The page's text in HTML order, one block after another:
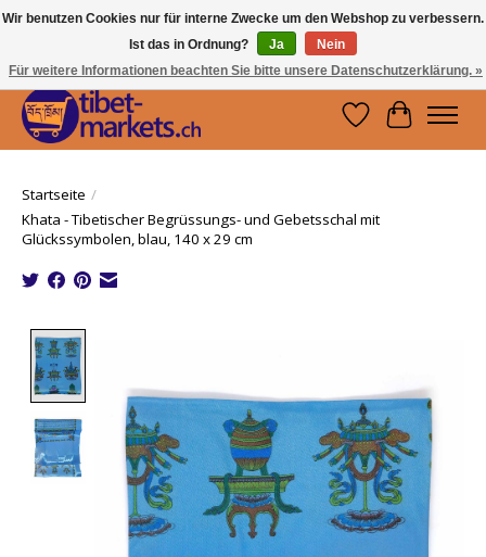
Handwerkskunst vom Dach der Welt.
Holen Sie sich ein Stück Tibet.
Wunschzettel
Ihr
Startseite /
Khata - Tibetischer Begrüssungs- und Gebetsschal mit
Glückssymbolen, blau, 140 x 29 cm
Wir benutzen Cookies nur für interne Zwecke um den Webshop zu verbessern.
Ist das in Ordnung?
Ja
Nein
Für weitere Informationen beachten Sie bitte unsere Datenschutzerklärung. »